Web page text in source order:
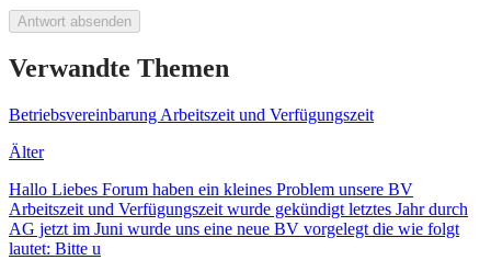
Antwort absenden
Verwandte Themen
Betriebsvereinbarung Arbeitszeit und Verfügungszeit
Älter
Hallo Liebes Forum haben ein kleines Problem unsere BV
Arbeitszeit und Verfügungszeit wurde gekündigt letztes Jahr durch
AG jetzt im Juni wurde uns eine neue BV vorgelegt die wie folgt
lautet: Bitte u